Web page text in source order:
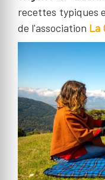
recettes typiques
de l'association La